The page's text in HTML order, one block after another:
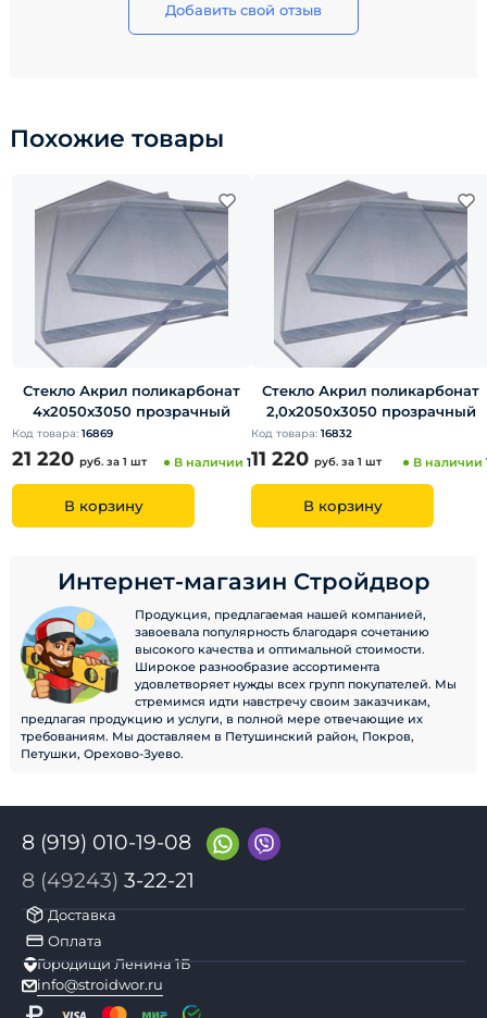
Добавить свой отзыв
Похожие товары
Стекло Акрил поликарбонат
4х2050х3050 прозрачный
Код товара: 16869
21 220 руб. за 1 шт В наличии 1
В корзину
Стекло Акрил поликарбонат
2,0х2050х3050 прозрачный
Код товара: 16832
11 220 руб. за 1 шт В наличии
В корзину
Интернет-магазин Стройдвор
Продукция, предлагаемая нашей компанией,
завоевала популярность благодаря сочетанию
высокого качества и оптимальной стоимости.
Широкое разнообразие ассортимента
удовлетворяет нужды всех групп покупателей. Мы
стремимся идти навстречу своим заказчикам,
предлагая продукцию и услуги, в полной мере отвечающие их
требованиям. Мы доставляем в Петушинский район, Покров,
Петушки, Орехово-Зуево.
8 (919) 010-19-08
8 (49243) 3-22-21
Доставка
Оплата
Городищи Ленина 1Б
info@stroidwor.ru